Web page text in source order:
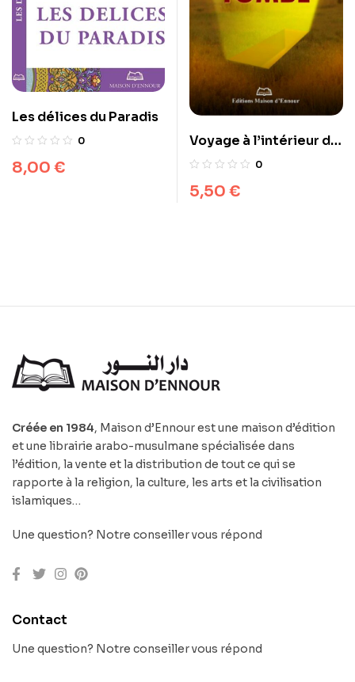
Les délices du Paradis
0
8,00 €
Voyage à l’intérieur de
la tombe 0
5,50 €
Créée en 1984, Maison d’Ennour est une maison d’édition
et une librairie arabo-musulmane spécialisée dans
l’édition, la vente et la distribution de tout ce qui se
rapporte à la religion, la culture, les arts et la civilisation
islamiques…
Une question? Notre conseiller vous répond
Contact
Une question? Notre conseiller vous répond